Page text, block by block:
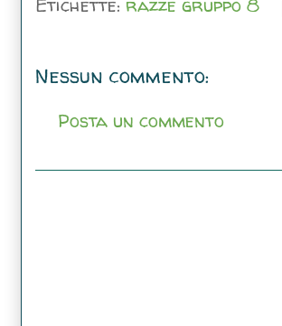
Etichette: razze gruppo 8
Nessun commento:
Posta un commento